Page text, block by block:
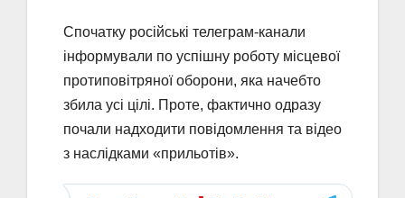
Спочатку російські телеграм-канали
інформували по успішну роботу місцевої
протиповітряної оборони, яка начебто
збила усі цілі. Проте, фактично одразу
почали надходити повідомлення та відео
з наслідками «прильотів».